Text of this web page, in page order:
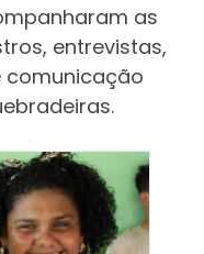
as
entrevistas,